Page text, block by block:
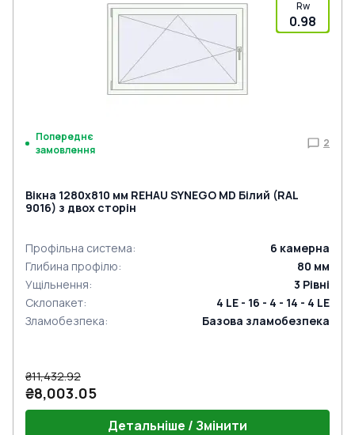
Rw
0.98
Попереднє
замовлення
2
Вікна 1280x810 мм REHAU SYNEGO MD Білий (RAL
9016) з двох сторін
Профільна система: 6 камерна
Глибина профілю: 80 мм
Ущільнення: 3 Рівні
Склопакет:
4 LE - 16 - 4 - 14 - 4 LE
Зламобезпека: Базова зламобезпека
₴11,432.92
₴8,003.05
Детальніше / Змінити